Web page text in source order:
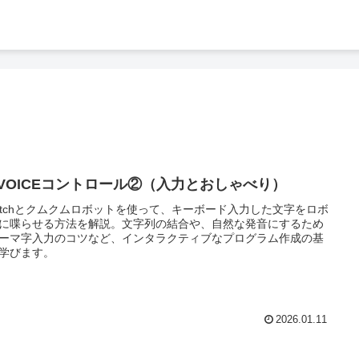
コントロール②（入力とおしゃべり）
とクムクムロボットを使って、キーボード入力した文字をロボ
喋らせる方法を解説。文字列の結合や、自然な発音にするため
マ字入力のコツなど、インタラクティブなプログラム作成の基
びます。
2026.01.11